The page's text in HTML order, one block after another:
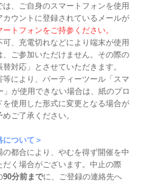
は、ご自身のスマートフォンを使用
カウントに登録されているメールが
トフォンをご持参ください。
、充電切れなどにより端末が使用
、ご参加いただけません。その際の
対応」とさせていただきます。
により、パーティーツール「スマ
」が使用できない場合は、紙のプロ
を使用した形式に変更となる場合が
ご了承ください。
について＞
の都合により、やむを得ず開催を中
だく場合がございます。中止の際
90分前までに、ご登録の連絡先へ